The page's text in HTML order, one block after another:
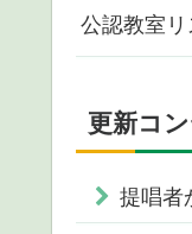
公認教室リ
更新コ
提唱者